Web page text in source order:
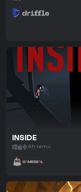
INSIDE
8h temu